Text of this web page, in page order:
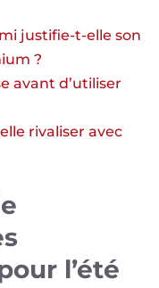
justifie-t-elle son
?
avant d’utiliser
rivaliser avec
l’été